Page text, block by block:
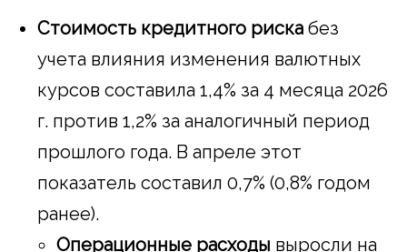
Стоимость кредитного риска без
учета влияния изменения валютных
курсов составила 1,4% за 4 месяца 2026
г. против 1,2% за аналогичный период
прошлого года. В апреле этот
показатель составил 0,7% (0,8% годом
ранее).
Операционные расходы выросли на